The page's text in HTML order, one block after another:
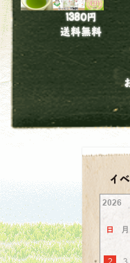
1380円
送料無料
イ